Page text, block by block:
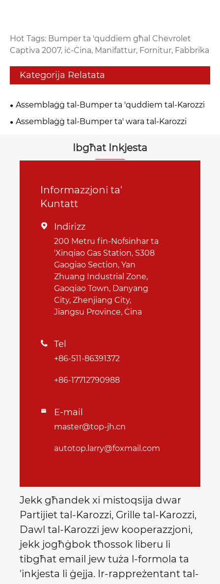
Hot Tags: Bumper ta 'quddiem għal Chevrolet
Captiva 2007, iċ-Ċina, Manifattur, Fornitur, Fabbrika
Kategorija Relatata
Assemblaġġ tal-Bumper ta 'quddiem tal-Karozzi
Assemblaġġ tal-Bumper ta' wara tal-Karozzi
Ibgħat Inkjesta
Informazzjoni ta'
Kuntatt
 Indirizz
200 Metru fin-Nofsinhar ta
'Xinqiao Gas Station, S308
Gaogiao Section, Yan
Zhuang Industrial Zone,
Gaoqiao Town, Danyang
City, Zhenjiang City,
Jiangsu Province, Ċina
 Tel
+86-511-86391372
+86-17712790988
 E-mail
master@top-jh.cn
autotop.larry@foxmail.com
Jekk għandek xi mistoqsija dwar
Partijiet tal-Karozzi, Grille tal-Karozzi,
Dawl tal-Karozzi jew kooperazzjoni,
jekk jogħġbok tħossok liberu li
tibgħat email jew tuża l-formola ta
'inkjesta li ġejja. Ir-rappreżentant tal-